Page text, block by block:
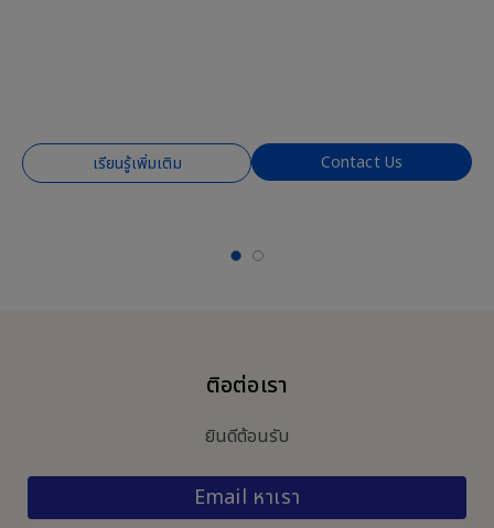
เรียนรู้เพิ่มเติม Contact Us
ติอต่อเรา
ยินดีต้อนรับ
Email หาเรา